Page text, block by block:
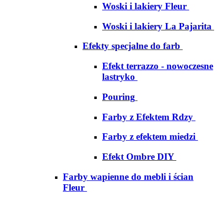
Woski i lakiery Fleur
Woski i lakiery La Pajarita
Efekty specjalne do farb
Efekt terrazzo - nowoczesne
lastryko
Pouring
Farby z Efektem Rdzy
Farby z efektem miedzi
Efekt Ombre DIY
Farby wapienne do mebli i ścian
Fleur